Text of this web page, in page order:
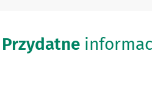
Przydatne